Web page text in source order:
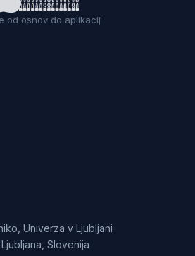
od osnov do aplikacij
Univerza v Ljubljani
Slovenija